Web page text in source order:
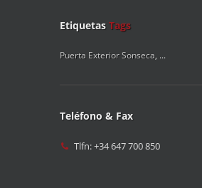
Etiquetas Tags
Puerta Exterior Sonseca, ...
Teléfono & Fax
Tlfn: +34 647 700 850